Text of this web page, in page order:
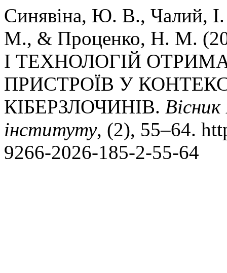
Синявіна, Ю. В., Чалий,
M., & Проценко, Н. М.
І ТЕХНОЛОГІЙ
ПРИСТРОЇВ У
КІБЕРЗЛОЧИНІВ. Вісник
інституту, (2), 55–64.
9266-2026-185-2-55-64